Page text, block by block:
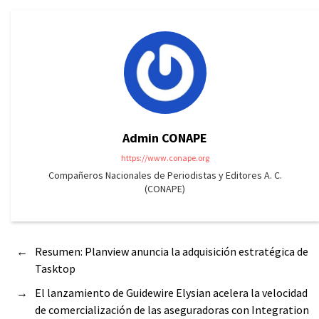
Admin CONAPE
https://www.conape.org
Compañeros Nacionales de Periodistas y Editores A. C.
(CONAPE)
←
Resumen: Planview anuncia la adquisición estratégica de
Tasktop
→
El lanzamiento de Guidewire Elysian acelera la velocidad
de comercialización de las aseguradoras con Integration